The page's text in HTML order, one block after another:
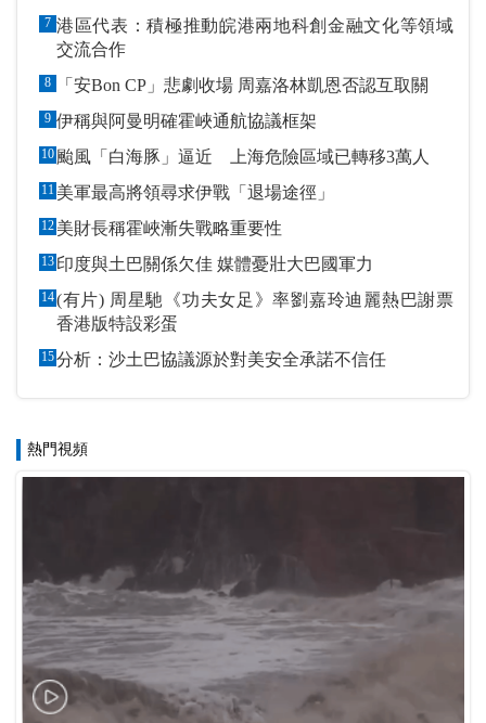
7 港區代表：積極推動皖港兩地科創金融文化等領域
交流合作
8 「安Bon CP」悲劇收場 周嘉洛林凱恩否認互取關
9 伊稱與阿曼明確霍峽通航協議框架
10 颱風「白海豚」逼近 上海危險區域已轉移3萬人
11 美軍最高將領尋求伊戰「退場途徑」
12 美財長稱霍峽漸失戰略重要性
13 印度與土巴關係欠佳 媒體憂壯大巴國軍力
14(有片) 周星馳《功夫女足》率劉嘉玲迪麗熱巴謝票
香港版特設彩蛋
15分析：沙土巴協議源於對美安全承諾不信任
熱門視頻